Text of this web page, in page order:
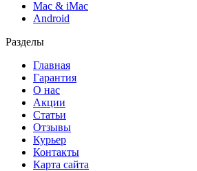
Mac & iMac
Android
Разделы
Главная
Гарантия
О нас
Акции
Статьи
Отзывы
Курьер
Контакты
Карта сайта